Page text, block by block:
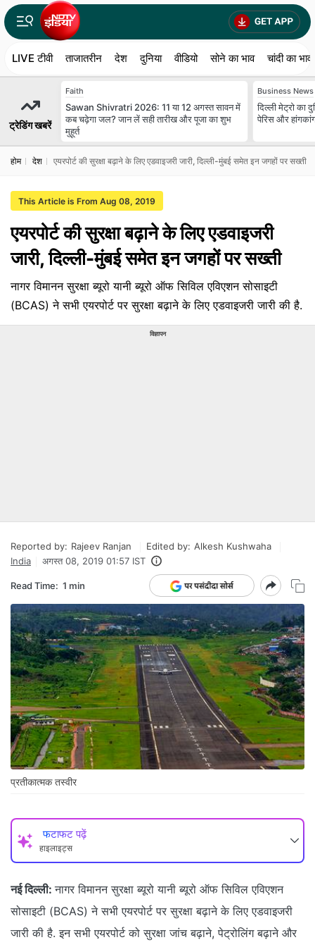
LIVE टीवी ताजातरीन देश दुनिया वीडियो सोने का भाव चांदी का भाव
ट्रेडिंग खबरें
Faith
Sawan Shivratri 2026: 11 या 12 अगस्त सावन में
कब चढ़ेगा जल? जान लें सही तारीख और पूजा का शुभ
मुहूर्त
Business News
दिल्ली मेट्रो का
पेरिस और
होम देश एयरपोर्ट की सुरक्षा बढ़ाने के लिए एडवाइजरी जारी, दिल्ली-मुंबई समेत इन जगहों पर सख्ती
This Article is From Aug 08, 2019
एयरपोर्ट की सुरक्षा बढ़ाने के लिए एडवाइजरी
जारी, दिल्ली-मुंबई समेत इन जगहों पर सख्ती
नागर विमानन सुरक्षा ब्यूरो यानी ब्यूरो ऑफ सिविल एविएशन सोसाइटी
(BCAS) ने सभी एयरपोर्ट पर सुरक्षा बढ़ाने के लिए एडवाइजरी जारी की है.
विज्ञापन
Reported by: Rajeev Ranjan Edited by: Alkesh Kushwaha
India
अगस्त 08, 2019 01:57 IST
Read Time: 1 min
प्रतीकात्मक तस्वीर
फटाफट पढ़ें
हाइलाइट्स
नई दिल्ली: नागर विमानन सुरक्षा ब्यूरो यानी ब्यूरो ऑफ सिविल एविएशन
सोसाइटी (BCAS) ने सभी एयरपोर्ट पर सुरक्षा बढ़ाने के लिए एडवाइजरी
जारी की है. इन सभी एयरपोर्ट को सुरक्षा जांच बढ़ाने, पेट्रोलिंग बढ़ाने और